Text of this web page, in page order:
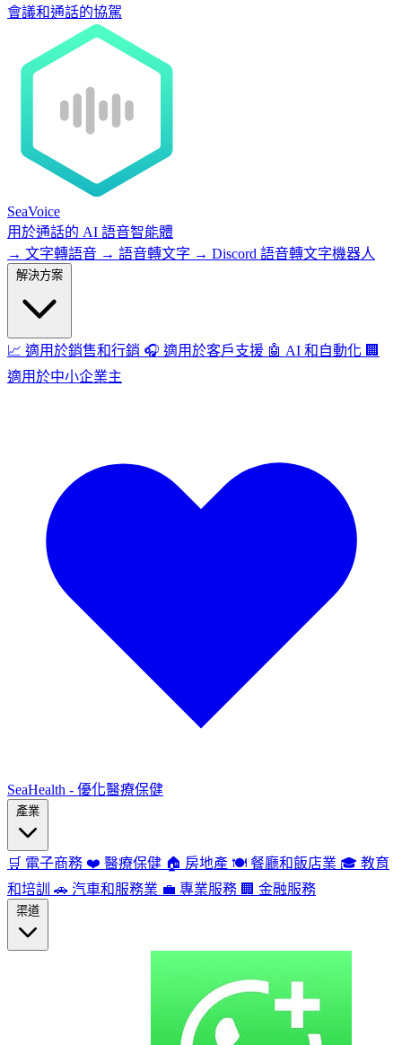
會議和通話的協駕
SeaVoice
用於通話的 AI 語音智能體
→ 文字轉語音 → 語音轉文字 → Discord 語音轉文字機器人
📈 適用於銷售和行銷 🎧 適用於客戶支援 🤖 AI 和自動化 🏢
適用於中小企業主
SeaHealth - 優化醫療保健
🛒 電子商務 ❤️ 醫療保健 🏠 房地產 🍽️ 餐廳和飯店業 🎓 教育
和培訓 🚗 汽車和服務業 💼 專業服務 🏢 金融服務